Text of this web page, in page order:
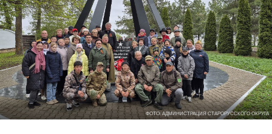
ФОТО: АДМИНИСТРАЦИЯ СТАРОРУССКОГО ОКРУГА